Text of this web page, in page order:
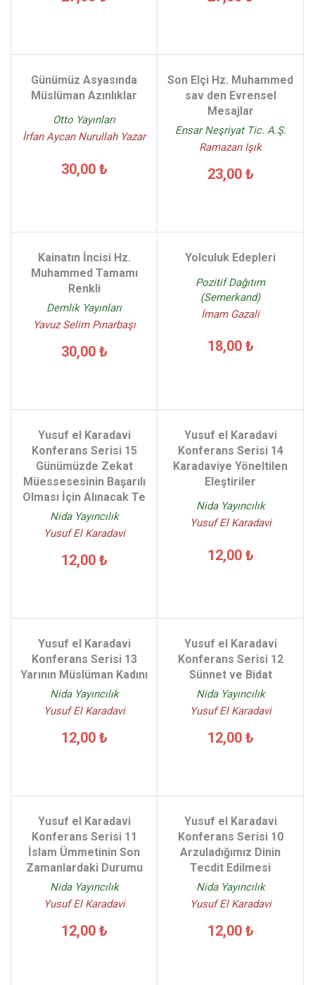
Günümüz Asyasında
Müslüman Azınlıklar
Otto Yayınları
İrfan Aycan Nurullah Yazar
30,00 ₺
Son Elçi Hz. Muhammed
sav den Evrensel
Mesajlar
Ensar Neşriyat Tic. A.Ş.
Ramazan Işık
23,00 ₺
Kainatın İncisi Hz.
Muhammed Tamamı
Renkli
Demlik Yayınları
Yavuz Selim Pınarbaşı
30,00 ₺
Yolculuk Edepleri
Pozitif Dağıtım
(Semerkand)
İmam Gazali
18,00 ₺
Yusuf el Karadavi
Konferans Serisi 15
Günümüzde Zekat
Müessesesinin Başarılı
Olması İçin Alınacak Te
Nida Yayıncılık
Yusuf El Karadavi
12,00 ₺
Yusuf el Karadavi
Konferans Serisi 14
Karadaviye Yöneltilen
Eleştiriler
Nida Yayıncılık
Yusuf El Karadavi
12,00 ₺
Yusuf el Karadavi
Konferans Serisi 13
Yarının Müslüman Kadını
Nida Yayıncılık
Yusuf El Karadavi
12,00 ₺
Yusuf el Karadavi
Konferans Serisi 12
Sünnet ve Bidat
Nida Yayıncılık
Yusuf El Karadavi
12,00 ₺
Yusuf el Karadavi
Konferans Serisi 11
İslam Ümmetinin Son
Zamanlardaki Durumu
Nida Yayıncılık
Yusuf El Karadavi
12,00 ₺
Yusuf el Karadavi
Konferans Serisi 10
Arzuladığımız Dinin
Tecdit Edilmesi
Nida Yayıncılık
Yusuf El Karadavi
12,00 ₺